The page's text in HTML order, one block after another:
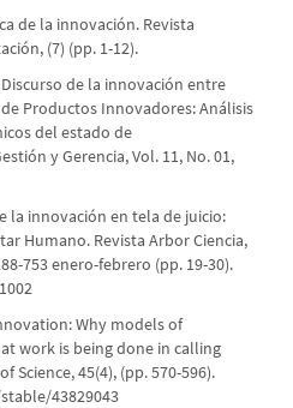
de la innovación. Revista
(7) (pp. 1-12).
Discurso de la innovación entre
Productos Innovadores: Análisis
del estado de
y Gerencia, Vol. 11, No. 01,
la innovación en tela de juicio:
Humano. Revista Arbor Ciencia,
753 enero-febrero (pp. 19-30).
Why models of
work is being done in calling
Science, 45(4), (pp. 570-596).
43829043